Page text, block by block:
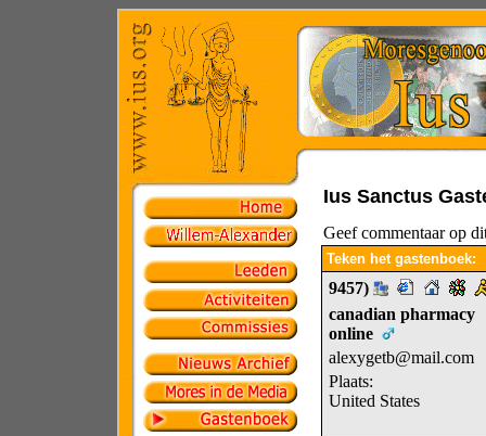
Ius Sanctus
Geef commentaar op
Teken het gastenboek:
9457)
canadian pharmacy
online
alexygetb@mail.com
Plaats:
United States